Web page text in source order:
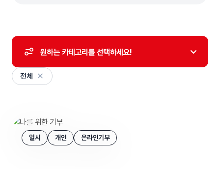
원하는 카테고리를 선택하세요!
전체
일시 개인 온라인기부